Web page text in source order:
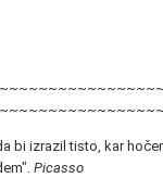
bi izrazil tisto, kar
Picasso